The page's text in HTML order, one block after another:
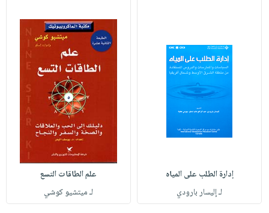
إدارة الطلب على المياه
لـ إليسار بارودي
علم الطاقات التسع
لـ ميتشيو كوشي